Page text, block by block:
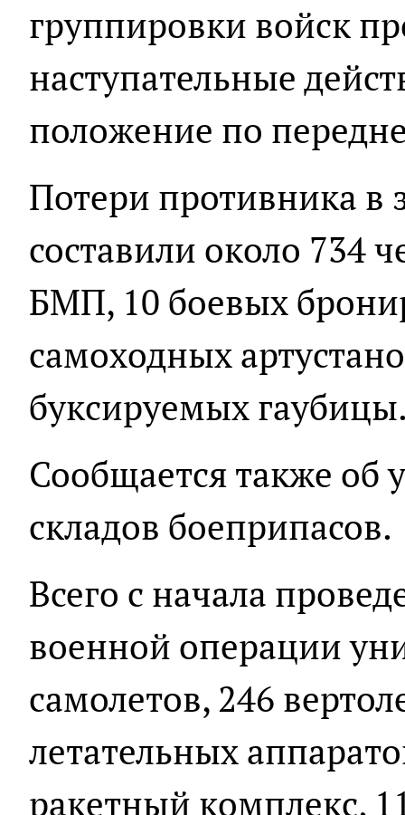
группировки войск
наступательные
положение по
Потери противника в
составили около 734
БМП, 10 боевых
самоходных
буксируемых
Сообщается также об
складов боеприпасов.
Всего с начала
военной операции
самолетов, 246
летательных
ракетный комплекс,